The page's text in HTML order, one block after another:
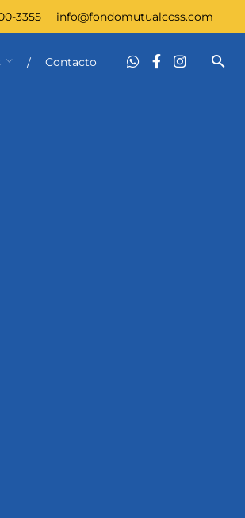
3355 info@fondomutualccss.com
Contacto